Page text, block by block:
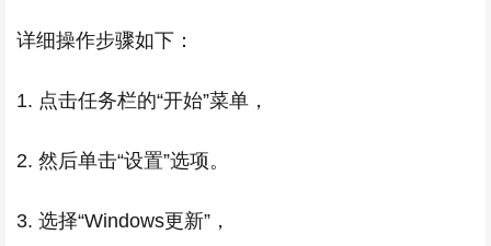
详细操作步骤如下：
1. 点击任务栏的“开始”菜单，
2. 然后单击“设置”选项。
3. 选择“Windows更新”，